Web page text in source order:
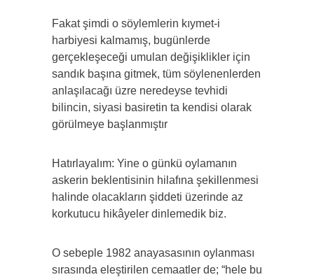
Fakat şimdi o söylemlerin kıymet-i
harbiyesi kalmamış, bugünlerde
gerçekleşeceği umulan değişiklikler için
sandık başına gitmek, tüm söylenenlerden
anlaşılacağı üzre neredeyse tevhidi
bilincin, siyasi basiretin ta kendisi olarak
görülmeye başlanmıştır
Hatırlayalım: Yine o günkü oylamanın
askerin beklentisinin hilafına şekillenmesi
halinde olacakların şiddeti üzerinde az
korkutucu hikâyeler dinlemedik biz.
O sebeple 1982 anayasasının oylanması
sırasında eleştirilen cemaatler de; “hele bu